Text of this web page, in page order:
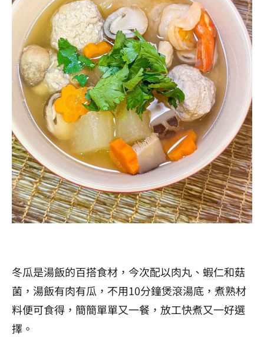
冬瓜是湯飯的百搭食材，今次配以肉丸、蝦仁和菇
菌，湯飯有肉有瓜，不用10分鐘煲滾湯底，煮熟材
料便可食得，簡簡單單又一餐，放工快煮又一好選
擇。